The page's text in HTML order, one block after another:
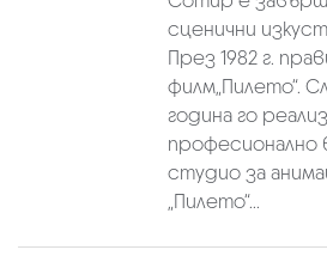
сценични
През 1982 г.
филм„Пилето“.
година го
студио за
„Пилето“...